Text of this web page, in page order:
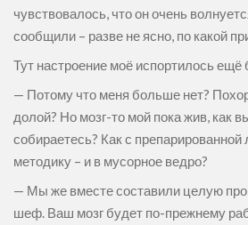
чувствовалось, что он очень
сообщили – разве не ясно, по какой
Тут настроение моё испортилось
— Потому что меня больше нет?
долой? Но мозг-то мой пока жив, как
собираетесь? Как с
методику – и в мусорное ведро?
— Мы же вместе составили целую
шеф. Ваш мозг будет по-прежнему